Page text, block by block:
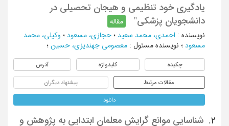
یادگیری خود تنظیمی و هیجان تحصیلی در
دانشجویان پزشکی"
مقاله
نویسنده : احمدی، محمد سعید ؛ حجازی، مسعود ؛ وکیلی، محمد
مسعود ؛ نویسنده مسئول : معصومی جهندیزی، حسین ؛
چکیده کلیدواژه آدرس
مقالات مرتبط پیشنهاد دیگران
دانلود
2.
شناسایی موانع گرایش معلمان ابتدایی به پژوهش و